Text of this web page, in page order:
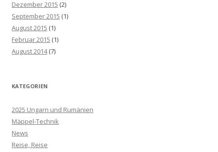
Dezember 2015 (2)
September 2015 (1)
August 2015 (1)
Februar 2015 (1)
August 2014(7)
KATEGORIEN
2025 Ungarn und Rumänien
Mäppel-Technik
News
Reise, Reise